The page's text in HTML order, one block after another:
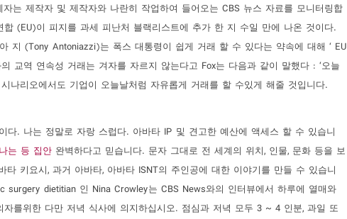
는 제작자 및 제작자와 나란히 작업하여 들어오는 CBS 뉴스 자료를 모니터링합
(EU)이 피지를 과세 피난처 블랙리스트에 추가 한 지 수일 만에 나온 것이다.
지 (Tony Antoniazzi)는 폭스 대통령이 쉽게 거래 할 수 있다는 약속에 대해 ‘ EU
교역 연속성 거래는 겨자를 자르지 않는다고 Fox는 다음과 같이 말했다 : ‘오늘
나리오에서도 기업이 오늘날처럼 자유롭게 거래를 할 수있게 해줄 것입니다.
. 나는 정말로 자랑 스럽다. 아바타 IP 및 견고한 예산에 액세스 할 수 있습니
는 등 집안 완벽하다고 믿습니다. 문자 그대로 전 세계의 위치, 인물, 문화 등을 보
키요시, 과거 아바타, 아바타 ISNT의 주인공에 대한 이야기를 만들 수 있습니
dietitian 인 Nina Crowley는 CBS News와의 인터뷰에서 하루에 열매와
를위한 다만 저녁 식사에 의지하십시오. 점심과 저녁 모두 3 ~ 4 인분, 과일 또